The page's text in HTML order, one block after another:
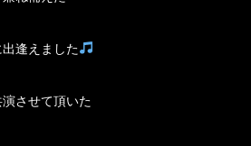
逢えました
させて頂いた